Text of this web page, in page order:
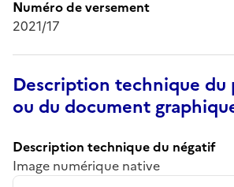
Numéro de versement
2021/17
Description technique
ou du document
Description technique du négatif
Image numérique native